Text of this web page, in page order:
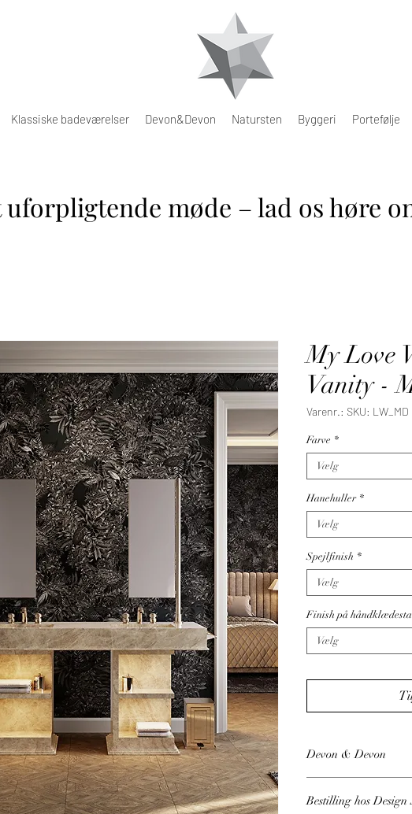
Klassiske badeværelser Devon&Devon Natursten Byggeri Portefølje
uforpligtende møde – lad os høre
My Love
Vanity -
Varenr.: SKU: LW_MD
Farve *
Vælg
Hanehuller *
Vælg
Spejlfinish *
Vælg
Finish på
Vælg
Devon & Devon
Bestilling hos